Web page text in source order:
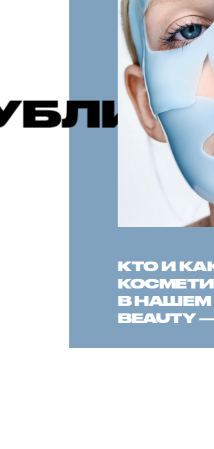
КТО И
В НАШЕМ
BEAUTY